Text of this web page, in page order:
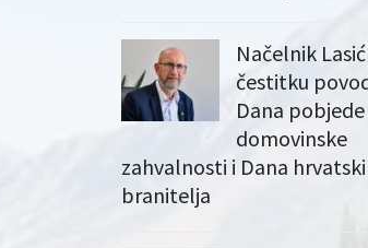
Načelnik
čestitku
Dana pobjede
domovinske
zahvalnosti i Dana
branitelja